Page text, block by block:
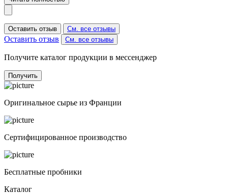
Оставить отзыв См. все отзывы
Оставить отзыв См. все отзывы
Получите каталог продукции в мессенджер
Получить
Оригинальное сырье из Франции
Сертифицированное производство
Бесплатные пробники
Каталог